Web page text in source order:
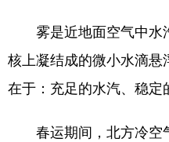
雾是近地面空气中水
核上凝结成的微小水滴
在于：充足的水汽、稳定
春运期间，北方冷空